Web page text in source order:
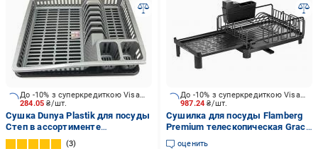
284.05₴/шт.
До -10% з суперкредиткою Visa Вигода
Сушка Dunya Plastik для посуды
Степ в ассортименте
38,6x29,6x8 см
3
987.24₴/шт.
До -10% з суперкредиткою Visa Вигода
Сушилка для посуды Flamberg
Premium телескопическая Grace
44/69х30х16 см WY02
оценить